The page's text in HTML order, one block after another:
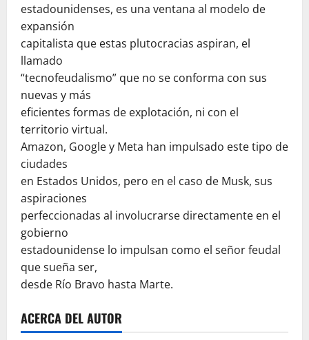
estadounidenses, es una ventana al modelo de
expansión
capitalista que estas plutocracias aspiran, el
llamado
“tecnofeudalismo” que no se conforma con sus
nuevas y más
eficientes formas de explotación, ni con el
territorio virtual.
Amazon, Google y Meta han impulsado este tipo de
ciudades
en Estados Unidos, pero en el caso de Musk, sus
aspiraciones
perfeccionadas al involucrarse directamente en el
gobierno
estadounidense lo impulsan como el señor feudal
que sueña ser,
desde Río Bravo hasta Marte.
ACERCA DEL AUTOR